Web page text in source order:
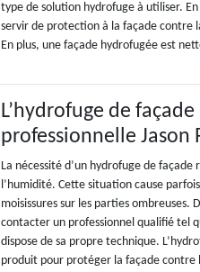
type de solution hydrofuge à utiliser.
servir de protection à la façade contre
En plus, une façade hydrofugée est
L’hydrofuge de
professionnelle Jason
La nécessité d’un hydrofuge de
l’humidité. Cette situation cause
moisissures sur les parties ombreuses.
contacter un professionnel qualifié tel
dispose de sa propre technique.
produit pour protéger la façade contre